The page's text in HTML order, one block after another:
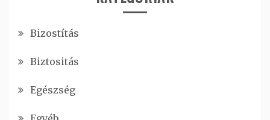
Bizostítás
Biztositás
Egészség